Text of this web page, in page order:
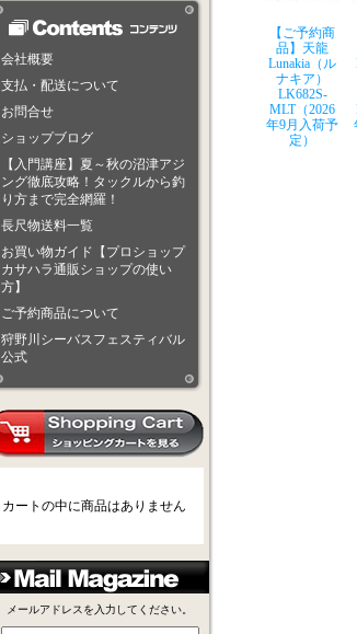
会社概要
支払・配送について
お問合せ
ショップブログ
【入門講座】夏～秋の沼津アジ
ング徹底攻略！タックルから釣
り方まで完全網羅！
長尺物送料一覧
お買い物ガイド【プロショップ
カサハラ通販ショップの使い
方】
ご予約商品について
狩野川シーバスフェスティバル
公式
カートの中に商品はありません
メールアドレスを入力してください。
【ご予約商
品】天龍
Lunakia（ル
ナキア）
LK682S-
MLT（2026
年9月入荷予
定）